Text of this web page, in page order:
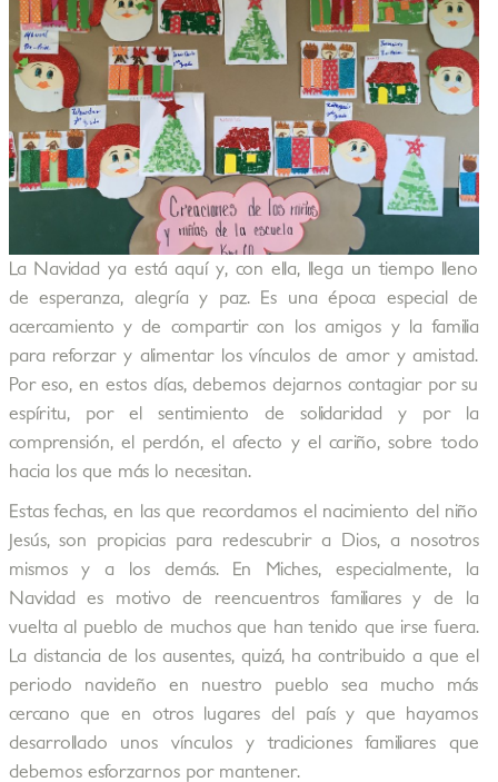
La Navidad ya está aquí y, con ella, llega un tiempo lleno
de esperanza, alegría y paz. Es una época especial de
acercamiento y de compartir con los amigos y la familia
para reforzar y alimentar los vínculos de amor y amistad.
Por eso, en estos días, debemos dejarnos contagiar por su
espíritu, por el sentimiento de solidaridad y por la
comprensión, el perdón, el afecto y el cariño, sobre todo
hacia los que más lo necesitan.
Estas fechas, en las que recordamos el nacimiento del niño
Jesús, son propicias para redescubrir a Dios, a nosotros
mismos y a los demás. En Miches, especialmente, la
Navidad es motivo de reencuentros familiares y de la
vuelta al pueblo de muchos que han tenido que irse fuera.
La distancia de los ausentes, quizá, ha contribuido a que el
periodo navideño en nuestro pueblo sea mucho más
cercano que en otros lugares del país y que hayamos
desarrollado unos vínculos y tradiciones familiares que
debemos esforzarnos por mantener.